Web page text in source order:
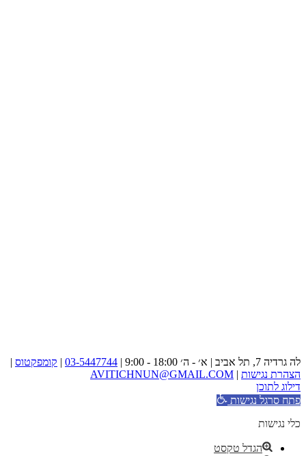
לה גרדיה 7, תל אביב | א׳ - ה׳ 18:00 - 9:00 | 03-5447744
| קומפקטוס |
הצהרת נגישות |
AVITICHNUN@GMAIL.COM
דילוג לתוכן
פתח סרגל נגישות
כלי נגישות
הגדל טקסט